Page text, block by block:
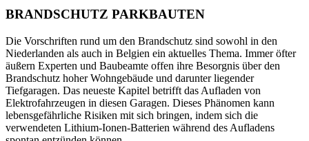
BRANDSCHUTZ PARKBAUTEN
Die Vorschriften rund um den Brandschutz sind sowohl in den
Niederlanden als auch in Belgien ein aktuelles Thema. Immer öfter
äußern Experten und Baubeamte offen ihre Besorgnis über den
Brandschutz hoher Wohngebäude und darunter liegender
Tiefgaragen. Das neueste Kapitel betrifft das Aufladen von
Elektrofahrzeugen in diesen Garagen. Dieses Phänomen kann
lebensgefährliche Risiken mit sich bringen, indem sich die
verwendeten Lithium-Ionen-Batterien während des Aufladens